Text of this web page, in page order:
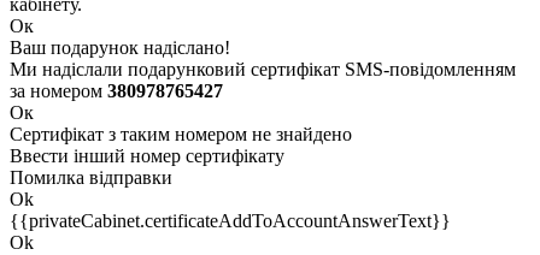
кабінету.
Ок
Ваш подарунок надіслано!
Ми надіслали подарунковий сертифікат SMS-повідомленням
за номером 380978765427
Ок
Сертифікат з таким номером не знайдено
Ввести інший номер сертифікату
Помилка відправки
Ok
{{privateCabinet.certificateAddToAccountAnswerText}}
Ok